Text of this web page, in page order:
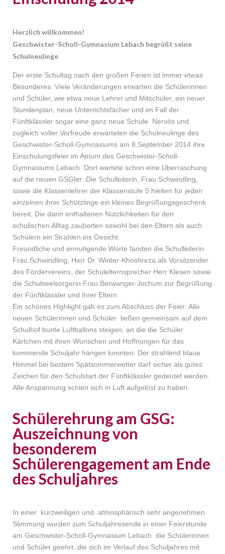
Herzlich willkommen!
Geschwister-Scholl-Gymnasium Lebach begrüßt seine
Schulneulinge
Der erste Schultag nach den großen Ferien ist immer etwas
Besonderes. Viele Veränderungen erwarten die Schülerinnen
und Schüler, wie etwa neue Lehrer und Mitschüler, ein neuer
Stundenplan, neue Unterrichtsfächer und im Fall der
Fünftklässler sogar eine ganz neue Schule. Nervös und
zugleich voller Vorfreude erwarteten die Schulneulinge des
Geschwister-Scholl-Gymnasiums am 8.September 2014 ihre
Einschulungsfeier im Atrium des Geschwister-Scholl-
Gymnasiums Lebach. Dort wartete schon eine Überraschung
auf die neuen GSGler: Die Schulleiterin, Frau Schwindling,
sowie die Klassenlehrer der Klassenstufe 5 hielten für jeden
einzelnen ihrer Schützlinge ein kleines Begrüßungsgeschenk
bereit. Die darin enthaltenen Nützlichkeiten für den
schulischen Alltag zauberten sowohl bei den Eltern als auch
Schülern ein Strahlen ins Gesicht.
Freundliche und ermutigende Worte fanden die Schulleiterin
Frau Schwindling, Herr Dr. Winter-Khoshreza als Vorsitzender
des Fördervereins, der Schulelternsprecher Herr Klesen sowie
die Schulseelsorgerin Frau Berwanger-Jochum zur Begrüßung
der Fünftklässler und ihrer Eltern.
Ein schönes Highlight gab es zum Abschluss der Feier: Alle
neuen Schülerinnen und Schüler ließen gemeinsam auf dem
Schulhof bunte Luftballons steigen, an die die Schüler
Kärtchen mit ihren Wünschen und Hoffnungen für das
kommende Schuljahr hängen konnten. Der strahlend blaue
Himmel bei bestem Spätsommerwetter darf sicher als gutes
Zeichen für den Schulstart der Fünftklässler gedeutet werden.
Alle Anspannung schien sich in Luft aufgelöst zu haben.
Schülerehrung am GSG:
Auszeichnung von
besonderem
Schülerengagement am Ende
des Schuljahres
In einer kurzweiligen und atmosphärisch sehr angenehmen
Stimmung wurden zum Schuljahresende in einer Feierstunde
am Geschwister-Scholl-Gymnasium Lebach die Schülerinnen
und Schüler geehrt, die sich im Verlauf des Schuljahres mit